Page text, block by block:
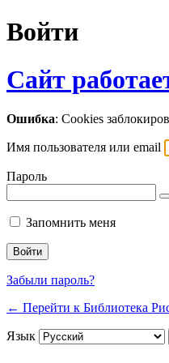
Войти
Сайт
Ошибка: Cookies
Имя пользователя или email
Пароль
Запомнить меня
Забыли пароль?
← Перейти к Библиотека
Язык